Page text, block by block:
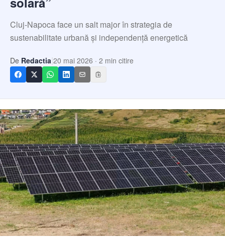
Cluj-Napoca face un salt major în strategia de
sustenabilitate urbană și independență energetică
De Redactia|20 mai 2026 · 2 min citire